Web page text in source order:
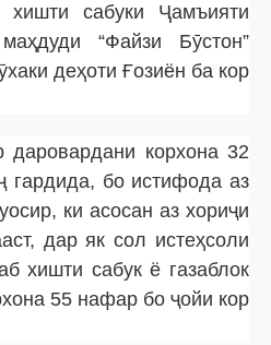
хишти сабуки Ҷамъияти
“Файзи Бӯстон”
деҳоти Ғозиён ба кор
даровардани корхона 32
гардида, бо истифода аз
ки асосан аз хориҷи
дар як сол истеҳсоли
хишти сабук ё газаблок
55 нафар бо ҷойи кор